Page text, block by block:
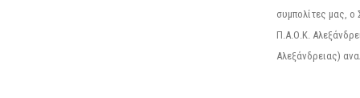
συμπολίτες μας,
Π.Α.Ο.Κ.
Αλεξάνδρειας)